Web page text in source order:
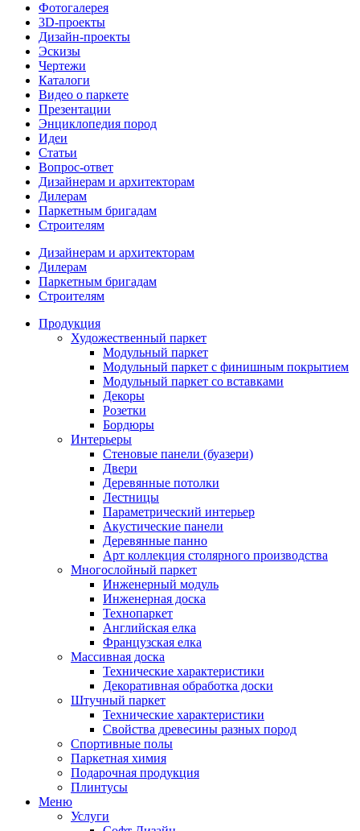
Фотогалерея
3D-проекты
Дизайн-проекты
Эскизы
Чертежи
Каталоги
Видео о паркете
Презентации
Энциклопедия пород
Идеи
Статьи
Вопрос-ответ
Дизайнерам и архитекторам
Дилерам
Паркетным бригадам
Строителям
Дизайнерам и архитекторам
Дилерам
Паркетным бригадам
Строителям
Продукция
Художественный паркет
Модульный паркет
Модульный паркет с финишным покрытием
Модульный паркет со вставками
Декоры
Розетки
Бордюры
Интерьеры
Стеновые панели (буазери)
Двери
Деревянные потолки
Лестницы
Параметрический интерьер
Акустические панели
Деревянные панно
Арт коллекция столярного производства
Многослойный паркет
Инженерный модуль
Инженерная доска
Технопаркет
Английская елка
Французская елка
Массивная доска
Технические характеристики
Декоративная обработка доски
Штучный паркет
Технические характеристики
Свойства древесины разных пород
Спортивные полы
Паркетная химия
Подарочная продукция
Плинтусы
Меню
Услуги